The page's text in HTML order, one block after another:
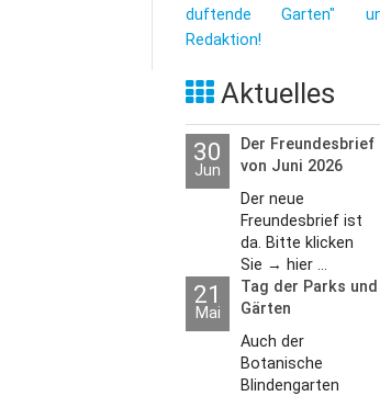
duftende Garten"
Redaktion!
Aktuelles
30
Jun
Der Freundesbrief
von Juni 2026
Der neue
Freundesbrief ist
da. Bitte klicken
Sie → hier ...
21
Mai
Tag der Parks und
Gärten
Auch der
Botanische
Blindengarten